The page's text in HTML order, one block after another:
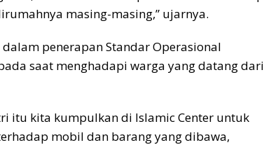
masing-masing,” ujarnya.
penerapan Standar Operasional
saat menghadapi warga yang datang dari
itu kita kumpulkan di Islamic Center untuk
mobil dan barang yang dibawa,